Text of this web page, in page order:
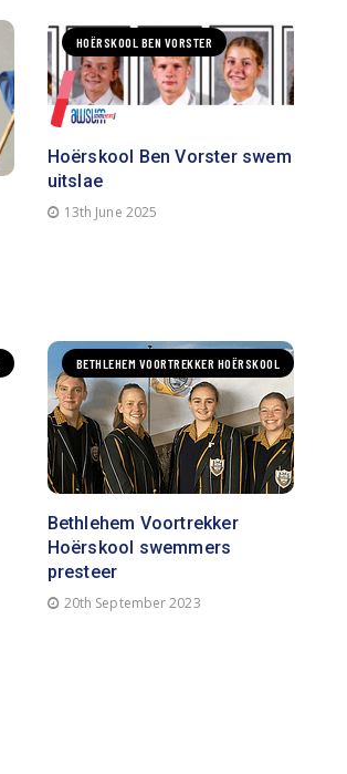
HOËRSKOOL BEN VORSTER
Hoërskool Ben Vorster swem
uitslae
13th June 2025
BETHLEHEM VOORTREKKER HOËRSKOOL
Bethlehem Voortrekker
Hoërskool swemmers
presteer
20th September 2023